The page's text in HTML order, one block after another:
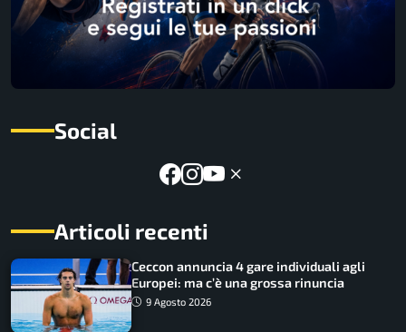
Social
Articoli recenti
Ceccon annuncia 4 gare individuali agli
Europei: ma c’è una grossa rinuncia
9 Agosto 2026